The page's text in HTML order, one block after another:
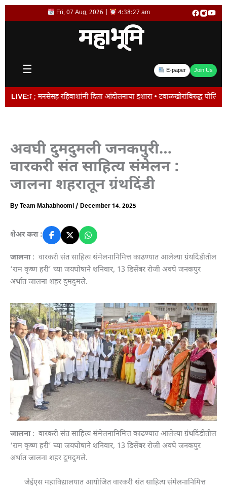
Skip
Fri, 07 Aug, 2026 | 4:38:27 am
☰ E-paper Join Us
LIVE:
मनसेसह रहिवाशांनी दिला आंदोलनाचा इशारा • टवाळखोरांविरुद्ध पोलिसांचे
अवघी दुमदुमली जनकपुरी…
वारकरी संत साहित्य संमेलन :
जालना शहरातून ग्रंथदिंडी
ByTeam Mahabhoomi/ December 14, 2025
शेअर करा :
जालना: वारकरी संत साहित्य संमेलनानिमित्त काढण्यात आलेल्या ग्रंथदिंडीतील
‘राम कृष्ण हरी’ च्या जयघोषाने शनिवार, 13 डिसेंबर रोजी अवघे जनकपुर
अर्थात जालना शहर दुमदुमले.
जालना: वारकरी संत साहित्य संमेलनानिमित्त काढण्यात आलेल्या ग्रंथदिंडीतील
‘राम कृष्ण हरी’ च्या जयघोषाने शनिवार, 13 डिसेंबर रोजी अवघे जनकपुर
अर्थात जालना शहर दुमदुमले.
जेईएस महाविद्यालयात आयोजित वारकरी संत साहित्य संमेलनानिमित्त